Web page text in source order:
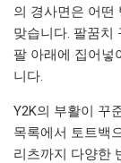
의 경사면은 어떤
맞습니다. 팔꿈치
팔 아래에 집어넣
니다.
Y2K의 부활이 꾸
목록에서 토트백
리츠까지 다양한